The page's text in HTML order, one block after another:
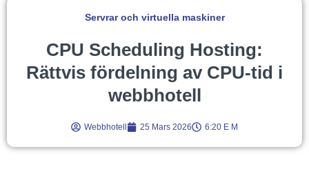
Servrar och virtuella maskiner
CPU Scheduling Hosting:
Rättvis fördelning av CPU-tid i
webbhotell
Webbhotell 25 Mars 2026 6:20 E M